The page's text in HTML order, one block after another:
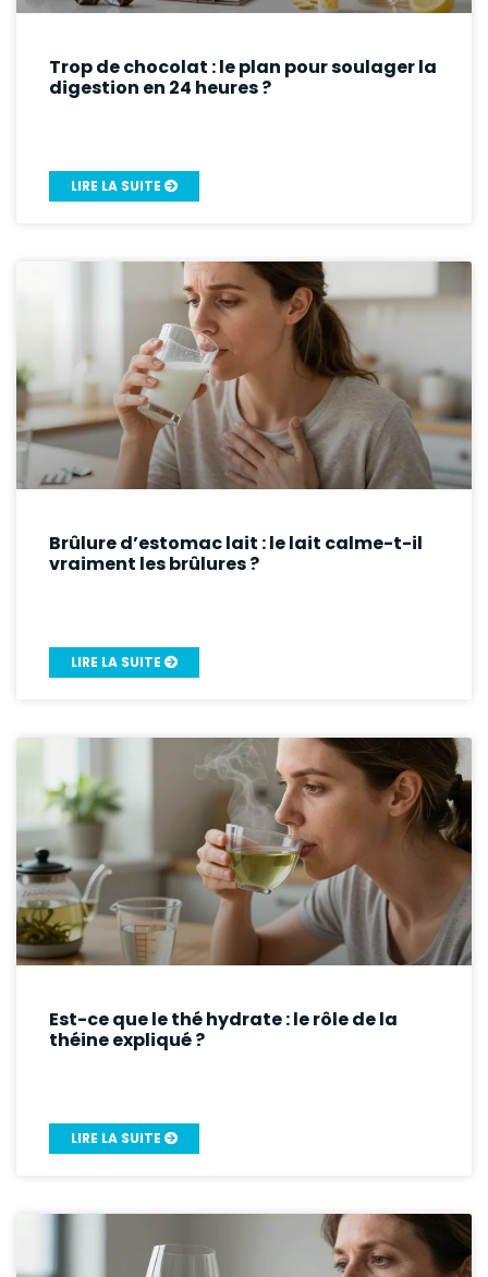
Trop de chocolat : le plan pour soulager la
digestion en 24 heures ?
LIRE LA SUITE
Brûlure d’estomac lait : le lait calme-t-il
vraiment les brûlures ?
LIRE LA SUITE
Est-ce que le thé hydrate : le rôle de la
théine expliqué ?
LIRE LA SUITE